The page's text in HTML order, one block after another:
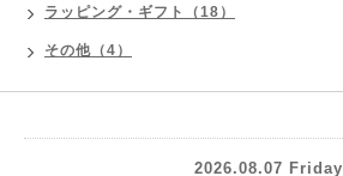
ラッピング・ギフト（18）
その他（4）
2026.08.07 Friday